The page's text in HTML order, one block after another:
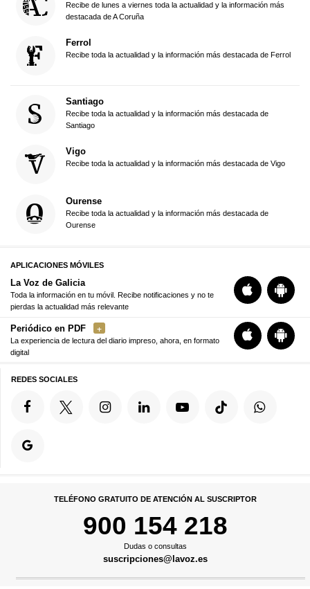
Recibe de lunes a viernes toda la actualidad y la información más
destacada de A Coruña
Ferrol
Recibe toda la actualidad y la información más destacada de Ferrol
Santiago
Recibe toda la actualidad y la información más destacada de
Santiago
Vigo
Recibe toda la actualidad y la información más destacada de Vigo
Ourense
Recibe toda la actualidad y la información más destacada de
Ourense
APLICACIONES MÓVILES
La Voz de Galicia
Toda la información en tu móvil. Recibe notificaciones y no te
pierdas la actualidad más relevante
Periódico en PDF
La experiencia de lectura del diario impreso, ahora, en formato
digital
REDES SOCIALES
TELÉFONO GRATUITO DE ATENCIÓN AL SUSCRIPTOR
900 154 218
Dudas o consultas
suscripciones@lavoz.es